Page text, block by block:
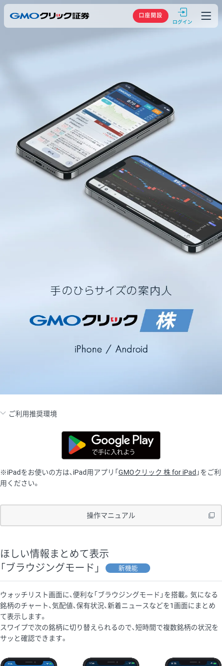
GMOクリック
口座開設
ご利用推奨環境
※iPadをお使いの方は、iPad用アプリ「 GMOクリック 株 for iPad 」をご利
用ください。
操作マニュアル
ほしい情報まとめて表示
「ブラウジングモード」
新機能
ウォッチリスト画面に、便利な「ブラウジングモード」を搭載。気になる
銘柄のチャート、気配値、保有状況、新着ニュースなどを1画面にまとめ
て表示します。
スワイプで次の銘柄に切り替えられるので、短時間で複数銘柄の状況を
サッと確認できます。